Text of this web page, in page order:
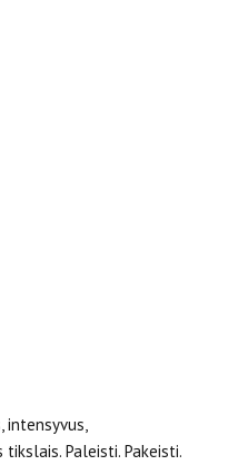
intensyvus,
Paleisti. Pakeisti.